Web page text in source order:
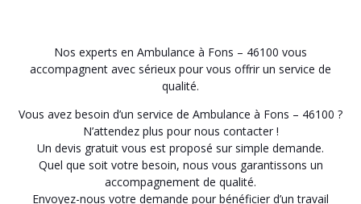
Nos experts en Ambulance à Fons – 46100 vous
accompagnent avec sérieux pour vous offrir un service de
qualité.
Vous avez besoin d’un service de Ambulance à Fons – 46100 ?
N’attendez plus pour nous contacter !
Un devis gratuit vous est proposé sur simple demande.
Quel que soit votre besoin, nous vous garantissons un
accompagnement de qualité.
Envoyez-nous votre demande pour bénéficier d’un travail